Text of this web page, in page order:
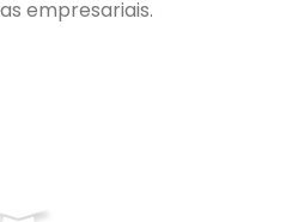
empresariais.